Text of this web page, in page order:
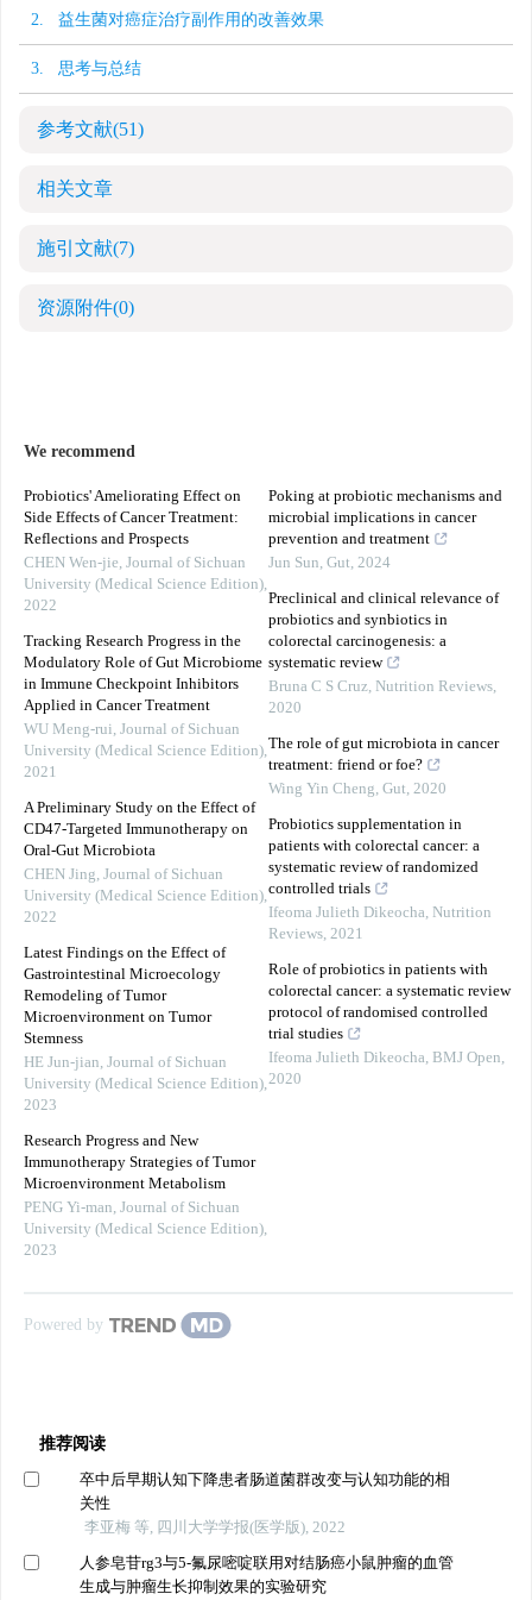
2. 益生菌对癌症治疗副作用的改善效果
3. 思考与总结
参考文献(51)
相关文章
施引文献(7)
资源附件(0)
We recommend
Probiotics' Ameliorating Effect on
Side Effects of Cancer Treatment:
Reflections and Prospects
CHEN Wen-jie, Journal of Sichuan
University (Medical Science Edition),
2022
Tracking Research Progress in the
Modulatory Role of Gut Microbiome
in Immune Checkpoint Inhibitors
Applied in Cancer Treatment
WU Meng-rui, Journal of Sichuan
University (Medical Science Edition),
2021
A Preliminary Study on the Effect of
CD47-Targeted Immunotherapy on
Oral-Gut Microbiota
CHEN Jing, Journal of Sichuan
University (Medical Science Edition),
2022
Latest Findings on the Effect of
Gastrointestinal Microecology
Remodeling of Tumor
Microenvironment on Tumor
Stemness
HE Jun-jian, Journal of Sichuan
University (Medical Science Edition),
2023
Research Progress and New
Immunotherapy Strategies of Tumor
Microenvironment Metabolism
PENG Yi-man, Journal of Sichuan
University (Medical Science Edition),
2023
Poking at probiotic mechanisms and
microbial implications in cancer
prevention and treatment
Jun Sun, Gut, 2024
Preclinical and clinical relevance of
probiotics and synbiotics in
colorectal carcinogenesis: a
systematic review
Bruna C S Cruz, Nutrition Reviews,
2020
The role of gut microbiota in cancer
treatment: friend or foe?
Wing Yin Cheng, Gut, 2020
Probiotics supplementation in
patients with colorectal cancer: a
systematic review of randomized
controlled trials
Ifeoma Julieth Dikeocha, Nutrition
Reviews, 2021
Role of probiotics in patients with
colorectal cancer: a systematic review
protocol of randomised controlled
trial studies
Ifeoma Julieth Dikeocha, BMJ Open,
2020
Powered by
推荐阅读
卒中后早期认知下降患者肠道菌群改变与认知功能的相
关性
李亚梅 等, 四川大学学报(医学版), 2022
人参皂苷rg3与5-氟尿嘧啶联用对结肠癌小鼠肿瘤的血管
生成与肿瘤生长抑制效果的实验研究